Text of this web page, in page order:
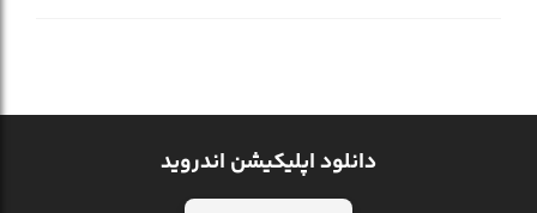
دانلود اپلیکیشن اندروید